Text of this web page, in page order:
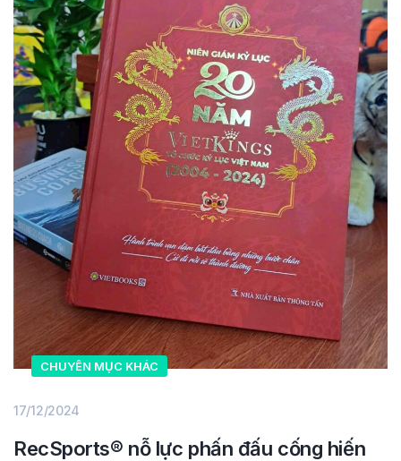
CHUYÊN MỤC KHÁC
17/12/2024
RecSports®️ nỗ lực phấn đấu cống hiến